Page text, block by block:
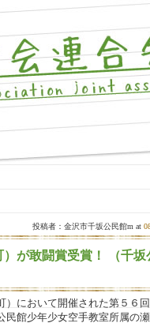
投稿者：金沢市千坂公民館m at
が敢闘賞受賞！ （千坂
）において開催された第５６
民館少年少女空手教室所属の